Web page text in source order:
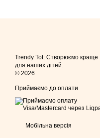
Trendy Tot: Створюємо краще
для наших дітей.
© 2026
Приймаємо до оплати
Мобільна версія